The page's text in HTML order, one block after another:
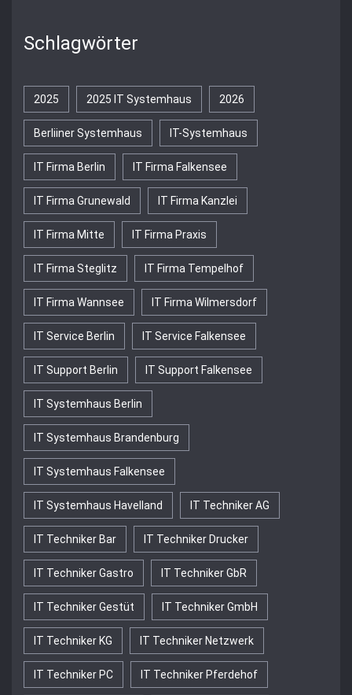
Schlagwörter
2025 2025 IT Systemhaus 2026
Berliiner Systemhaus IT-Systemhaus
IT Firma Berlin IT Firma Falkensee
IT Firma Grunewald IT Firma Kanzlei
IT Firma Mitte IT Firma Praxis
IT Firma Steglitz IT Firma Tempelhof
IT Firma Wannsee IT Firma Wilmersdorf
IT Service Berlin IT Service Falkensee
IT Support Berlin IT Support Falkensee
IT Systemhaus Berlin
IT Systemhaus Brandenburg
IT Systemhaus Falkensee
IT Systemhaus Havelland IT Techniker AG
IT Techniker Bar IT Techniker Drucker
IT Techniker Gastro IT Techniker GbR
IT Techniker Gestüt IT Techniker GmbH
IT Techniker KG IT Techniker Netzwerk
IT Techniker PC IT Techniker Pferdehof